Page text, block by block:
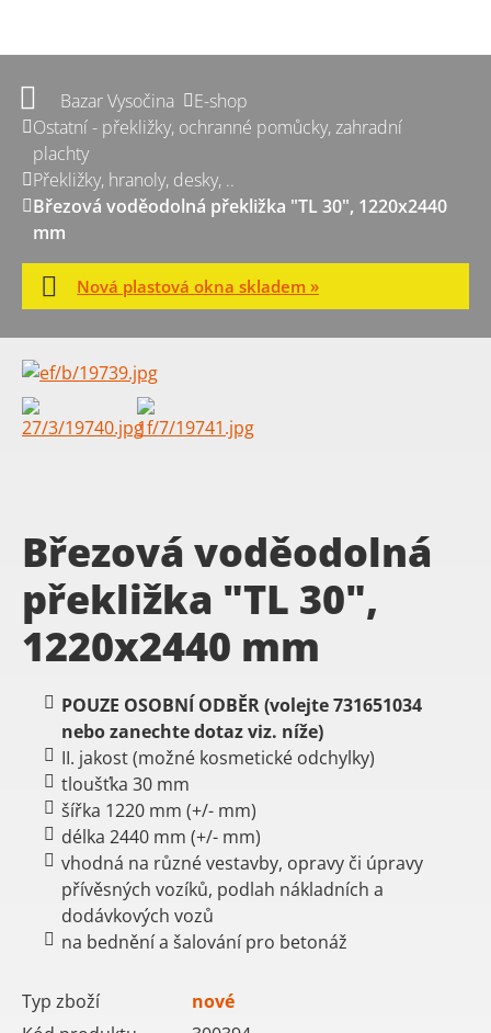
Bazar Vysočina
E-shop
Ostatní - překližky, ochranné pomůcky, zahradní
plachty
Překližky, hranoly, desky, ..
Březová voděodolná překližka "TL 30", 1220x2440
mm
Nová plastová okna skladem »
Březová voděodolná
překližka "TL 30",
1220x2440 mm
POUZE OSOBNÍ ODBĚR (volejte 731651034
nebo zanechte dotaz viz. níže)
II. jakost (možné kosmetické odchylky)
tloušťka 30 mm
šířka 1220 mm (+/- mm)
délka 2440 mm (+/- mm)
vhodná na různé vestavby, opravy či úpravy
přívěsných vozíků, podlah nákladních a
dodávkových vozů
na bednění a šalování pro betonáž
Typ zboží
nové